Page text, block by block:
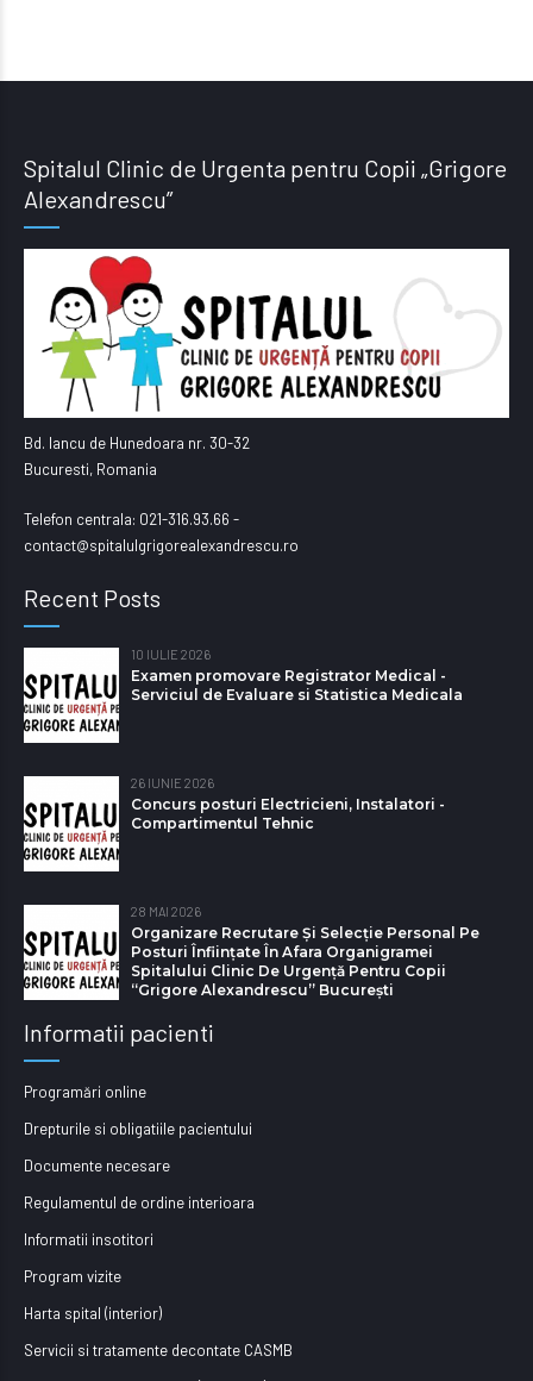
Spitalul Clinic de Urgenta pentru Copii „Grigore
Alexandrescu”
Bd. Iancu de Hunedoara nr. 30-32
Bucuresti, Romania
Telefon centrala: 021-316.93.66 -
contact@spitalulgrigorealexandrescu.ro
Recent Posts
10 IULIE 2026
Examen promovare Registrator Medical -
Serviciul de Evaluare si Statistica Medicala
26 IUNIE 2026
Concurs posturi Electricieni, Instalatori -
Compartimentul Tehnic
28 MAI 2026
Organizare Recrutare Și Selecție Personal Pe
Posturi Înființate În Afara Organigramei
Spitalului Clinic De Urgență Pentru Copii
“Grigore Alexandrescu” Bucureşti
Informatii pacienti
Programări online
Drepturile si obligatiile pacientului
Documente necesare
Regulamentul de ordine interioara
Informatii insotitori
Program vizite
Harta spital (interior)
Servicii si tratamente decontate CASMB